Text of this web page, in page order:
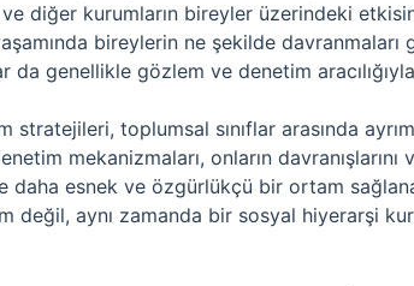
diğer kurumların bireyler üzerindeki
bireylerin ne şekilde davranmaları
genellikle gözlem ve denetim
toplumsal sınıflar arasında
mekanizmaları, onların davranışlarını
daha esnek ve özgürlükçü bir ortam
değil, aynı zamanda bir sosyal hiyerarşi